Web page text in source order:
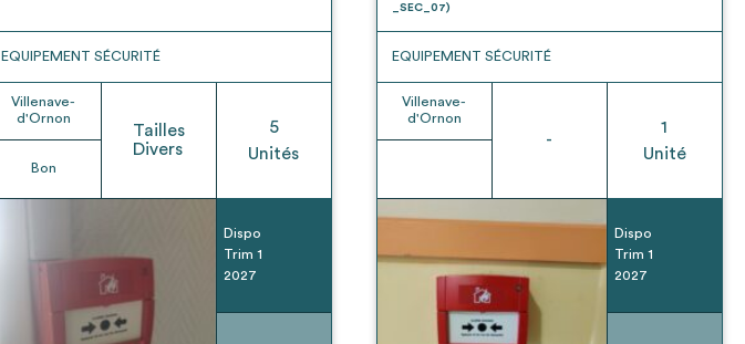
EQUIPEMENT SÉCURITÉ
Villenave-
d'Ornon
Bon
Tailles
Divers
5
Unités
Dispo
Trim 1
2027
_SEC_07)
EQUIPEMENT SÉCURITÉ
Villenave-
d'Ornon
-
1
Unité
Dispo
Trim 1
2027